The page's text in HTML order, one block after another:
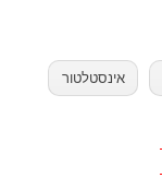
אינסטלטור